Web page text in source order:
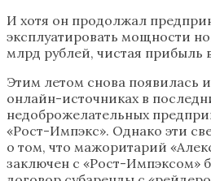
И хотя он продолжал
эксплуатировать мощности
млрд рублей, чистая прибыль
Этим летом снова появилась
онлайн-источниках в
недоброжелательных
«Рост-Импэкс». Однако эти
о том, что мажоритарий
заключен с «Рост-Импэксом»